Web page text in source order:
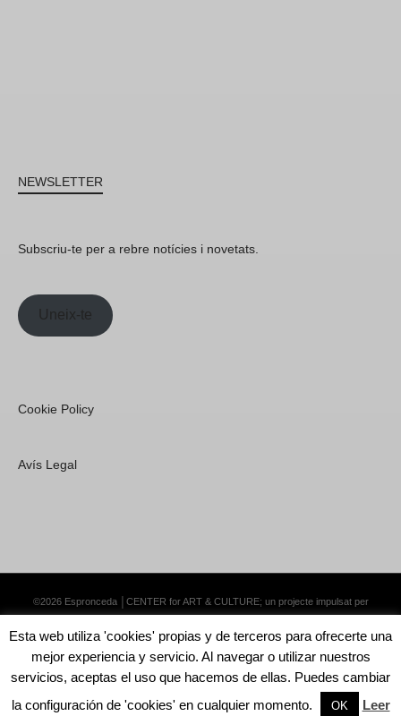
NEWSLETTER
Subscriu-te per a rebre notícies i novetats.
Uneix-te
Cookie Policy
Avís Legal
©2026 Espronceda │CENTER for ART & CULTURE; un projecte impulsat per
Esta web utiliza 'cookies' propias y de terceros para ofrecerte una
mejor experiencia y servicio. Al navegar o utilizar nuestros
servicios, aceptas el uso que hacemos de ellas. Puedes cambiar
la configuración de 'cookies' en cualquier momento.
OK Leer
English Català Español